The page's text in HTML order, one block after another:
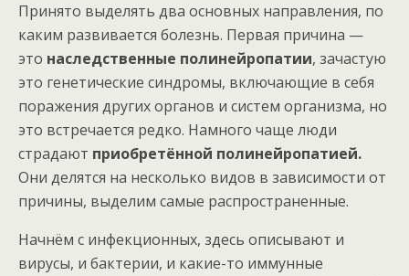
Принято выделять два основных направления, по
каким развивается болезнь. Первая причина —
это наследственные полинейропатии, зачастую
это генетические синдромы, включающие в себя
поражения других органов и систем организма, но
это встречается редко. Намного чаще люди
страдают приобретённой полинейропатией.
Они делятся на несколько видов в зависимости от
причины, выделим самые распространенные.
Начнём с инфекционных, здесь описывают и
вирусы, и бактерии, и какие-то иммунные